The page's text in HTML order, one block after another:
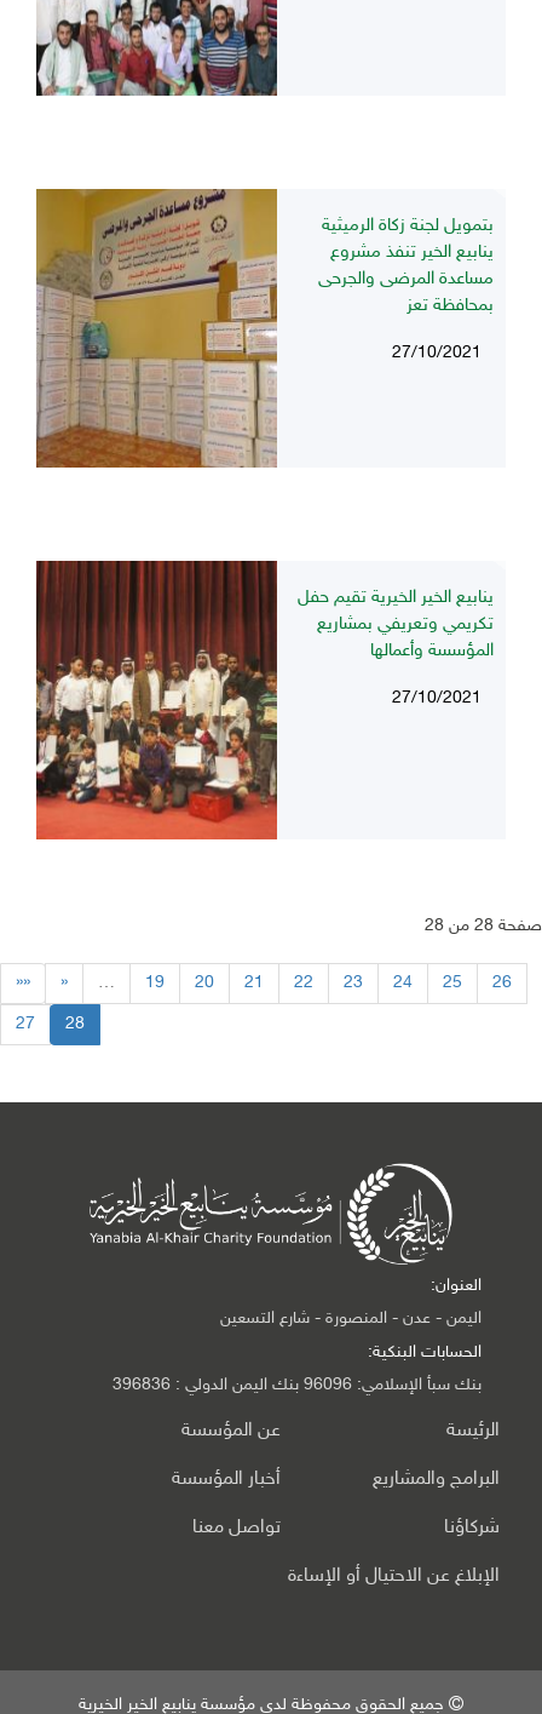
بتمويل لجنة زكاة الرميثية
ينابيع الخير تنفذ مشروع
مساعدة المرضى والجرحى
بمحافظة تعز
27/10/2021
ينابيع الخير الخيرية تقيم حفل
تكريمي وتعريفي بمشاريع
المؤسسة وأعمالها
27/10/2021
صفحة 28 من 28
«« « … 19 20 21 22 23 24 25
26
27
28
العنوان:
اليمن - عدن - المنصورة - شارع التسعين
الحسابات البنكية:
بنك سبأ الإسلامي: 96096 بنك اليمن الدولي : 396836
الرئيسة عن المؤسسة
البرامج والمشاريع أخبار المؤسسة
شركاؤنا تواصل معنا
الإبلاغ عن الاحتيال أو الإساءة
جميع الحقوق محفوظة لدى مؤسسة ينابيع الخير الخيرية